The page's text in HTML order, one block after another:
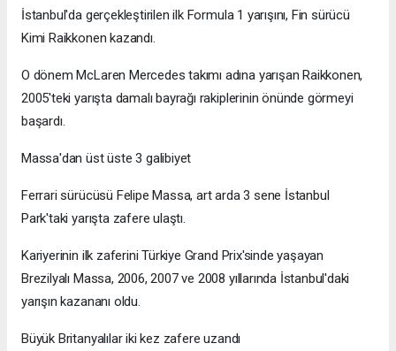
İstanbul'da gerçekleştirilen ilk Formula 1 yarışını, Fin sürücü
Kimi Raikkonen kazandı.
O dönem McLaren Mercedes takımı adına yarışan Raikkonen,
2005'teki yarışta damalı bayrağı rakiplerinin önünde görmeyi
başardı.
Massa'dan üst üste 3 galibiyet
Ferrari sürücüsü Felipe Massa, art arda 3 sene İstanbul
Park'taki yarışta zafere ulaştı.
Kariyerinin ilk zaferini Türkiye Grand Prix'sinde yaşayan
Brezilyalı Massa, 2006, 2007 ve 2008 yıllarında İstanbul'daki
yarışın kazananı oldu.
Büyük Britanyalılar iki kez zafere uzandı